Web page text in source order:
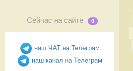
Сейчас на сайте 0
наш ЧАТ на Телеграм
наш канал на Телеграм